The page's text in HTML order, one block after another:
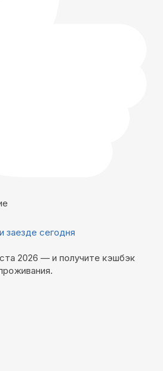
заезде сегодня
2026 — и получите кэшбэк